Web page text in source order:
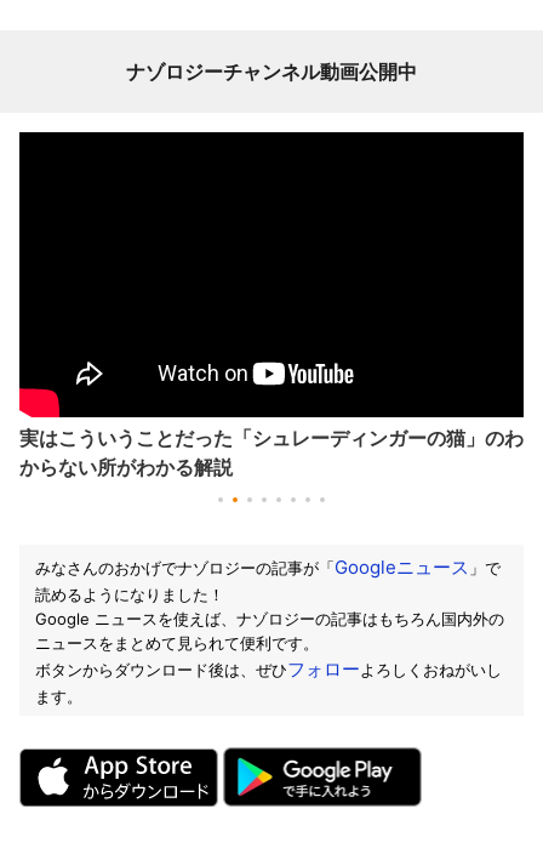
ナゾロジーチャンネル動画公開中
実はこういうことだった「シュレーディンガーの猫」のわ
からない所がわかる解説
みなさんのおかげでナゾロジーの記事が「Googleニュース 」で
読めるようになりました！
Google ニュースを使えば、ナゾロジーの記事はもちろん国内外の
ニュースをまとめて見られて便利です。
ボタンからダウンロード後は、ぜひフォローよろしくおねがいし
ます。